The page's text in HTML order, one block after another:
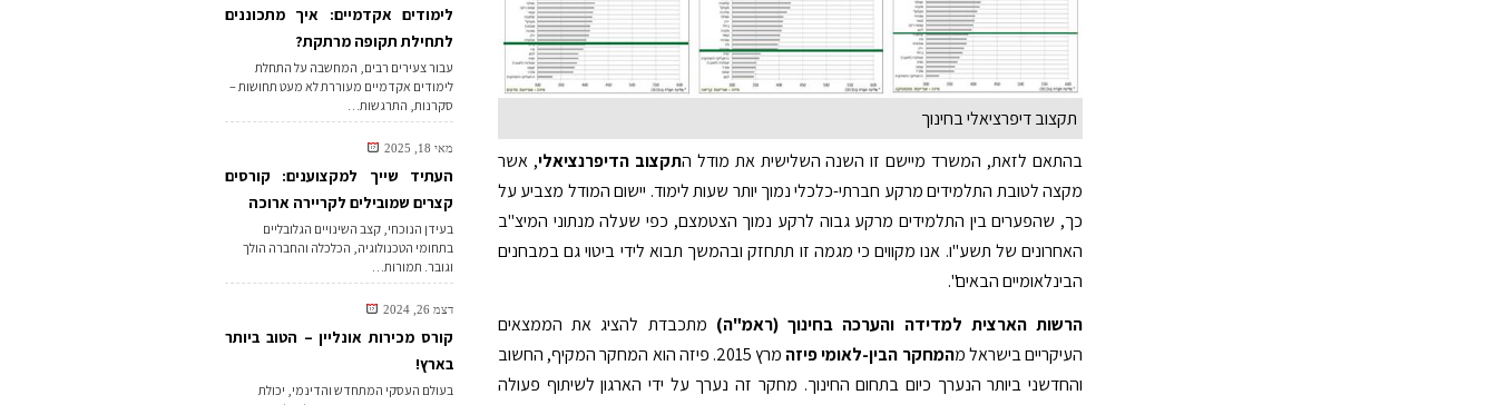
תקצוב דיפרציאלי בחינוך
בהתאם לזאת, המשרד מיישם זו השנה השלישית את מודל התקצוב הדיפרנציאלי, אשר
מקצה לטובת התלמידים מרקע חברתי-כלכלי נמוך יותר שעות לימוד. יישום המודל מצביע על
כך, שהפערים בין התלמידים מרקע גבוה לרקע נמוך הצטמצם, כפי שעלה מנתוני המיצ"ב
האחרונים של תשע"ו. אנו מקווים כי מגמה זו תתחזק ובהמשך תבוא לידי ביטוי גם במבחנים
הבינלאומיים הבאים".
הרשות הארצית למדידה והערכה בחינוך (ראמ"ה) מתכבדת להציג את הממצאים
העיקריים בישראל מהמחקר הבין-לאומי פיזה
מרץ 2015. פיזה הוא המחקר המקיף, החשוב
והחדשני ביותר הנערך כיום בתחום החינוך. מחקר זה נערך על ידי הארגון לשיתוף פעולה
לימודים אקדמיים: איך מתכוננים
לתחילת תקופה מרתקת?
עבור צעירים רבים, המחשבה על התחלת
לימודים אקדמיים מעוררת לא מעט תחושות –
סקרנות, התרגשות…
מאי 18, 2025
העתיד שייך למקצוענים: קורסים
קצרים שמובילים לקריירה ארוכה
בעידן הנוכחי, קצב השינויים הגלובליים
בתחומי הטכנולוגיה, הכלכלה והחברה הולך
וגובר. תמורות…
דצמ 26, 2024
קורס מכירות אונליין – הטוב ביותר
בארץ!
בעולם העסקי המתחדש והדינמי, יכולת